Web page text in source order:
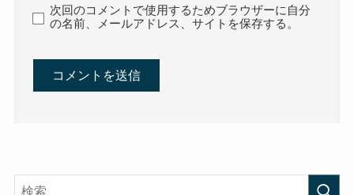
次回のコメントで使用するためブラウザーに自分
の名前、メールアドレス、サイトを保存する。